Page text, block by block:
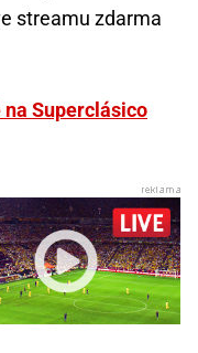
streamu zdarma
na Superclásico